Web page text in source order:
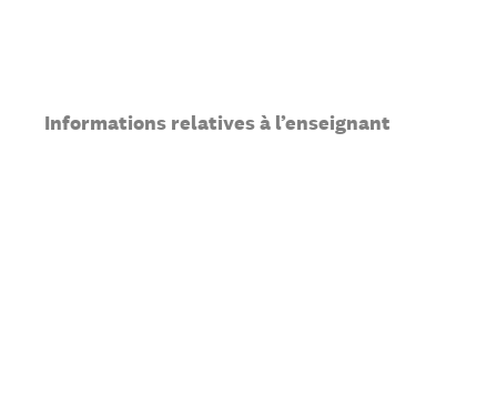
Informations relatives à l’enseignant